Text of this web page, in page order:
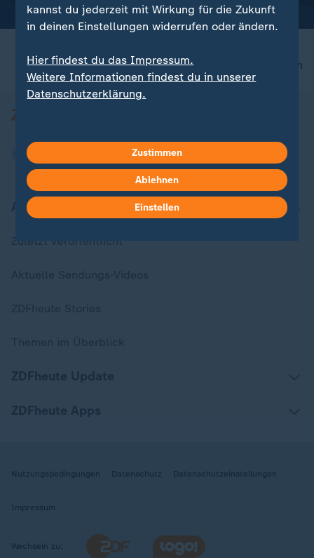
nach oben
Aktuell bei ZDFheute
Zuletzt veröffentlicht
Nutzungsbedingungen Datenschutz Datenschutzeinstellungen
Impressum
Wechseln zu:
kannst du jederzeit mit Wirkung für die Zukunft
in deinen Einstellungen widerrufen oder ändern.
Hier findest du das Impressum.
Weitere Informationen findest du in unserer
Datenschutzerklärung.
Zustimmen
Ablehnen
Einstellen